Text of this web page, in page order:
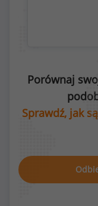
Porównaj
Sprawdź, jak